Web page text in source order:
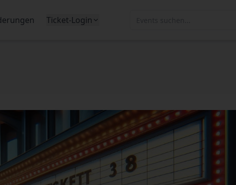
Ticket-Login